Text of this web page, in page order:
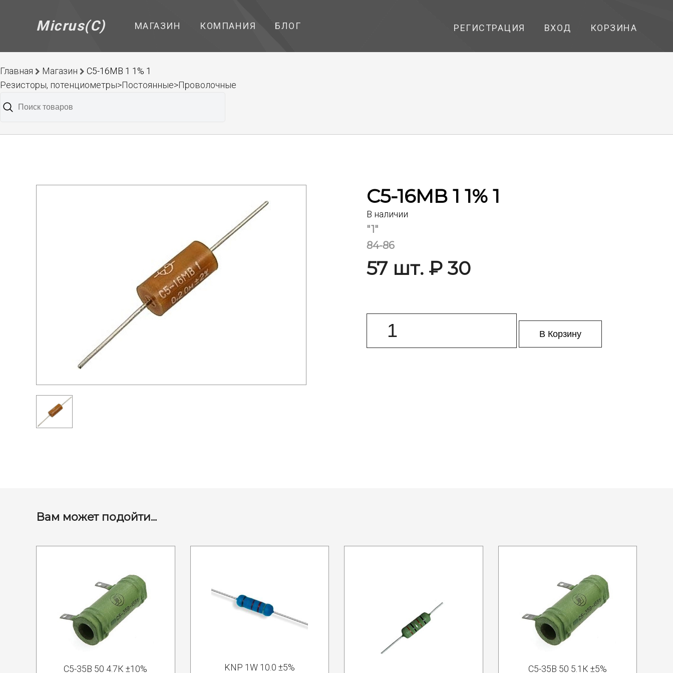
Micrus(C) МАГАЗИН КОМПАНИЯ БЛОГ РЕГИСТРАЦИЯ ВХОД КОРЗИНА
Главная Магазин
С5-16МВ 1 1% 1
Резисторы, потенциометры>Постоянные>Проволочные
С5-16МВ 1 1% 1
В наличии
"1"
84-86
57 шт. ₽ 30
В Корзину
Вам может подойти...
С5-35В 50 4.7К ±10% KNP 1W 10.0 ±5% С5-35В 50 5.1К ±5%